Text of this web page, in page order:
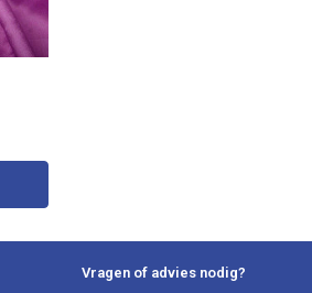
Vragen of advies nodig?